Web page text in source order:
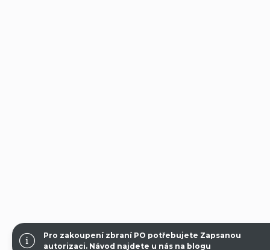
Pro zakoupení zbraní PO potřebujete Zapsanou
autorizaci. Návod najdete u nás na blogu